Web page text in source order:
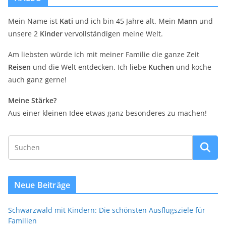
Mein Name ist Kati und ich bin 45 Jahre alt. Mein Mann und
unsere 2 Kinder vervollständigen meine Welt.
Am liebsten würde ich mit meiner Familie die ganze Zeit
Reisen und die Welt entdecken. Ich liebe Kuchen und koche
auch ganz gerne!
Meine Stärke?
Aus einer kleinen Idee etwas ganz besonderes zu machen!
Neue Beiträge
Schwarzwald mit Kindern: Die schönsten Ausflugsziele für
Familien